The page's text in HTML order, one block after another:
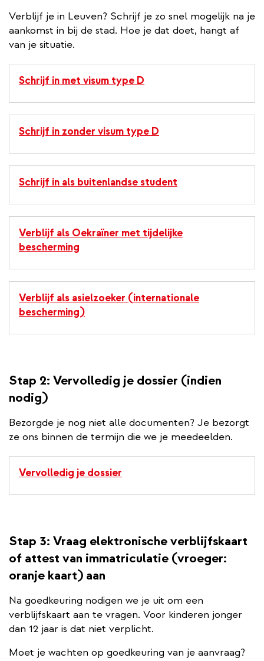
Verblijf je in Leuven? Schrijf je zo snel mogelijk na je
aankomst in bij de stad. Hoe je dat doet, hangt af
van je situatie.
Schrijf in met visum type D
Schrijf in zonder visum type D
Schrijf in als buitenlandse student
Verblijf als Oekraïner met tijdelijke
bescherming
Verblijf als asielzoeker (internationale
bescherming)
Stap 2: Vervolledig je dossier (indien
nodig)
Bezorgde je nog niet alle documenten? Je bezorgt
ze ons binnen de termijn die we je meedeelden.
Vervolledig je dossier
Stap 3: Vraag elektronische verblijfskaart
of attest van immatriculatie (vroeger:
oranje kaart) aan
Na goedkeuring nodigen we je uit om een
verblijfskaart aan te vragen. Voor kinderen jonger
dan 12 jaar is dat niet verplicht.
Moet je wachten op goedkeuring van je aanvraag?